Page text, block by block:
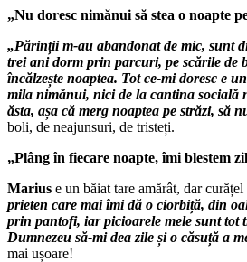
„Nu doresc nimănui să stea o noapte
„Părinții m-au abandonat de mic, sunt
trei ani dorm prin parcuri, pe scările de
încălzește noaptea. Tot ce-mi doresc e
mila nimănui, nici de la cantina socială
ăsta, așa că merg noaptea pe străzi, să
boli, de neajunsuri, de tristeți.
„Plâng în fiecare noapte, îmi blestem
Marius e un băiat tare amărât, dar curățel
prieten care mai îmi dă o ciorbiță, din
prin pantofi, iar picioarele mele sunt tot
Dumnezeu să-mi dea zile și o căsuță a
mai ușoare!